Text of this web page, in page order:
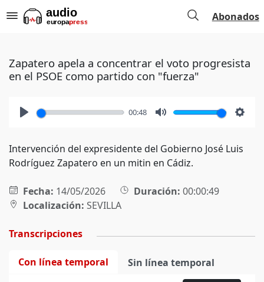
Abonados
Zapatero apela a concentrar el voto progresista
en el PSOE como partido con "fuerza"
00:48
Intervención del expresidente del Gobierno José Luis
Rodríguez Zapatero en un mitin en Cádiz.
Fecha: 14/05/2026 Duración: 00:00:49
Localización: SEVILLA
Transcripciones
Con línea temporal Sin línea temporal